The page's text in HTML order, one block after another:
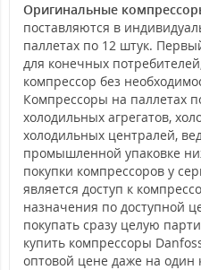
Оригинальные
поставляются в
паллетах по 12 штук.
для конечных
компрессор без
Компрессоры на паллетах
холодильных агрегатов,
холодильных централей,
промышленной упаковке
покупки компрессоров у
является доступ к
назначения по доступной
покупать сразу целую
купить компрессоры
оптовой цене даже на один